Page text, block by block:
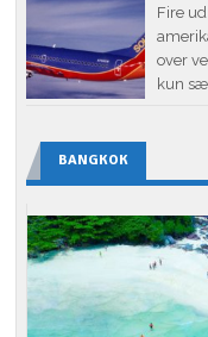
Fire
over
kun
BANGKOK